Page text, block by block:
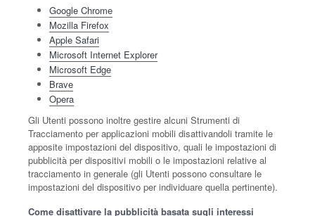
Google Chrome
Mozilla Firefox
Apple Safari
Microsoft Internet Explorer
Microsoft Edge
Brave
Opera
Gli Utenti possono inoltre gestire alcuni Strumenti di
Tracciamento per applicazioni mobili disattivandoli tramite le
apposite impostazioni del dispositivo, quali le impostazioni di
pubblicità per dispositivi mobili o le impostazioni relative al
tracciamento in generale (gli Utenti possono consultare le
impostazioni del dispositivo per individuare quella pertinente).
Come disattivare la pubblicità basata sugli interessi